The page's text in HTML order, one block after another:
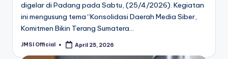
digelar di Padang pada Sabtu, (25/4/2026). Kegiatan
ini mengusung tema “Konsolidasi Daerah Media Siber,
Komitmen Bikin Terang Sumatera…
JMSI Official April 25, 2026